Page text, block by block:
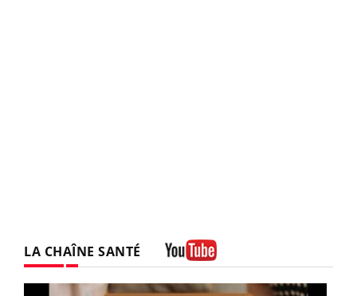
LA CHAÎNE SANTÉ